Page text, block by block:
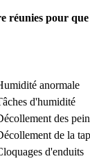
réunies pour
anormale
d'humidité
des
de la
d'enduits